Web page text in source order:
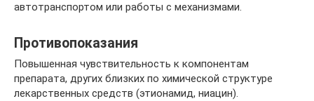
автотранспортом или работы с механизмами.
Противопоказания
Повышенная чувствительность к компонентам
препарата, других близких по химической структуре
лекарственных средств (этионамид, ниацин).